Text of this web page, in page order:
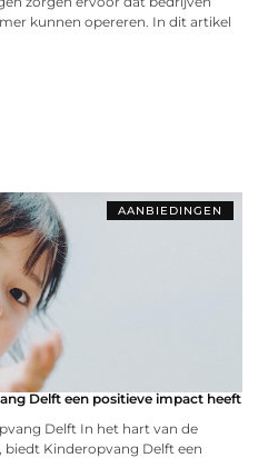
kunnen opereren. In dit artikel
AANBIEDINGEN
Delft een positieve impact heeft
Delft In het hart van de
biedt Kinderopvang Delft een